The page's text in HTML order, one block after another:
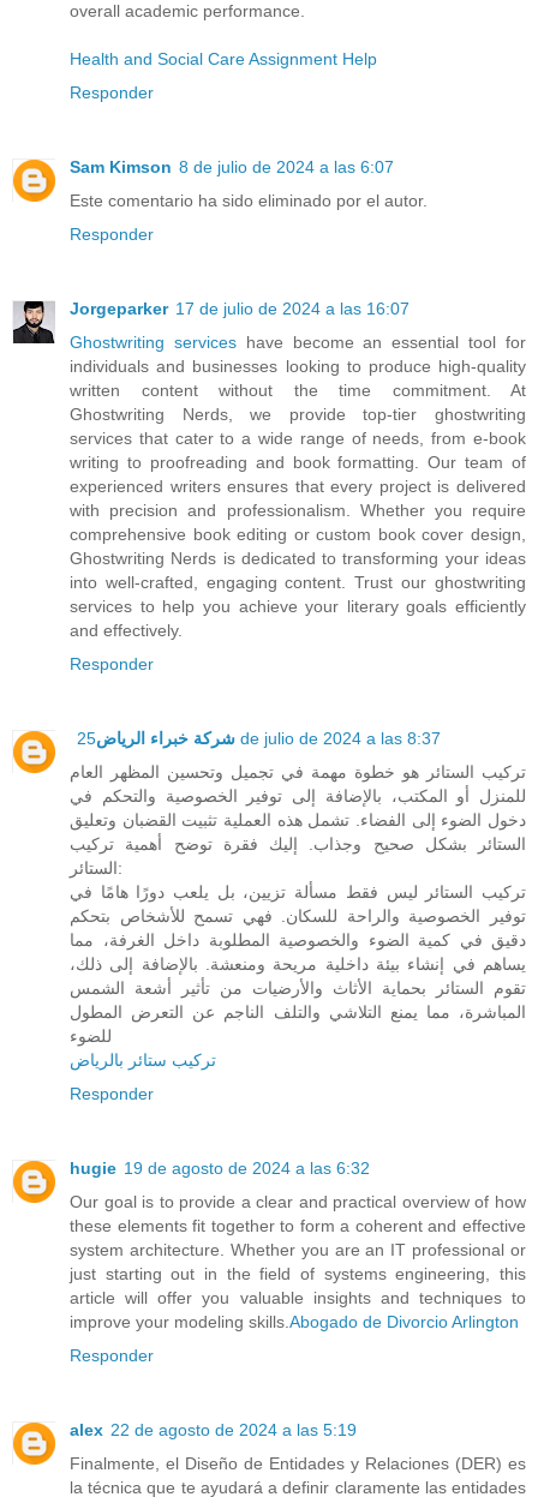
overall academic performance.
Health and Social Care Assignment Help
Responder
Sam Kimson 8 de julio de 2024 a las 6:07
Este comentario ha sido eliminado por el autor.
Responder
Jorgeparker 17 de julio de 2024 a las 16:07
Ghostwriting serviceshave become an essential tool for
individuals and businesses looking to produce high-quality
written content without the time commitment. At
Ghostwriting Nerds, we provide top-tier ghostwriting
services that cater to a wide range of needs, from e-book
writing to proofreading and book formatting. Our team of
experienced writers ensures that every project is delivered
with precision and professionalism. Whether you require
comprehensive book editing or custom book cover design,
Ghostwriting Nerds is dedicated to transforming your ideas
into well-crafted, engaging content. Trust our ghostwriting
services to help you achieve your literary goals efficiently
and effectively.
Responder
شركة خبراء الرياض 25 de julio de 2024 a las 8:37
تركيب الستائر هو خطوة مهمة في تجميل وتحسين المظهر العام
للمنزل أو المكتب، بالإضافة إلى توفير الخصوصية والتحكم في
دخول الضوء إلى الفضاء. تشمل هذه العملية تثبيت القضبان وتعليق
الستائر بشكل صحيح وجذاب. إليك فقرة توضح أهمية تركيب
الستائر:
تركيب الستائر ليس فقط مسألة تزيين، بل يلعب دورًا هامًا في
توفير الخصوصية والراحة للسكان. فهي تسمح للأشخاص بتحكم
دقيق في كمية الضوء والخصوصية المطلوبة داخل الغرفة، مما
يساهم في إنشاء بيئة داخلية مريحة ومنعشة. بالإضافة إلى ذلك،
تقوم الستائر بحماية الأثاث والأرضيات من تأثير أشعة الشمس
المباشرة، مما يمنع التلاشي والتلف الناجم عن التعرض المطول
للضوء
تركيب ستائر بالرياض
Responder
hugie 19 de agosto de 2024 a las 6:32
Our goal is to provide a clear and practical overview of how
these elements fit together to form a coherent and effective
system architecture. Whether you are an IT professional or
just starting out in the field of systems engineering, this
article will offer you valuable insights and techniques to
improve your modeling skills. Abogado de Divorcio Arlington
Responder
alex 22 de agosto de 2024 a las 5:19
Finalmente, el Diseño de Entidades y Relaciones (DER) es
la técnica que te ayudará a definir claramente las entidades